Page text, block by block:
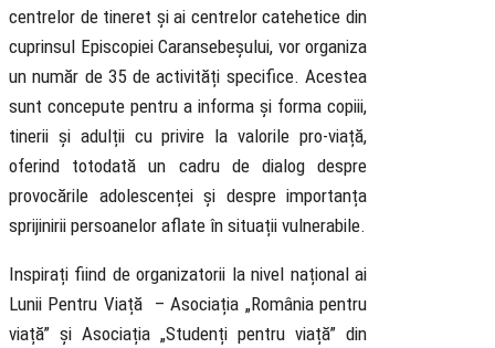
centrelor de tineret și ai centrelor catehetice din
cuprinsul Episcopiei Caransebeșului, vor organiza
un număr de 35 de activități specifice. Acestea
sunt concepute pentru a informa și forma copiii,
tinerii și adulții cu privire la valorile pro-viață,
oferind totodată un cadru de dialog despre
provocările adolescenței și despre importanța
sprijinirii persoanelor aflate în situații vulnerabile.
Inspirați fiind de organizatorii la nivel național ai
Lunii Pentru Viață – Asociația „România pentru
viață” și Asociația „Studenți pentru viață” din